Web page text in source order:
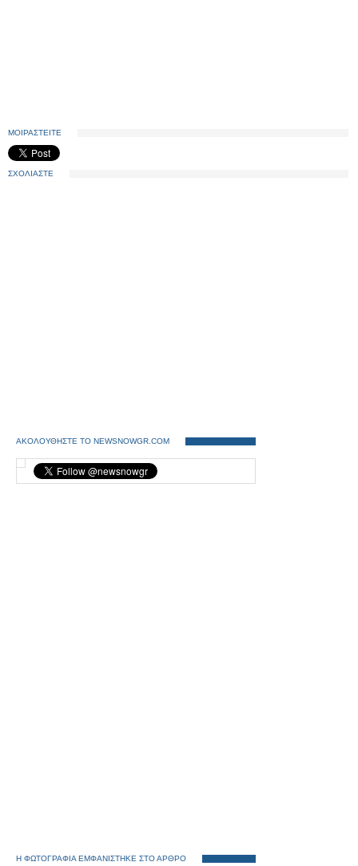
ΜΟΙΡΑΣΤΕΙΤΕ
ΣΧΟΛΙΑΣΤΕ
ΑΚΟΛΟΥΘΗΣΤΕ ΤΟ NEWSNOWGR.COM
Η ΦΩΤΟΓΡΑΦΙΑ ΕΜΦΑΝΙΣΤΗΚΕ ΣΤΟ ΑΡΘΡΟ